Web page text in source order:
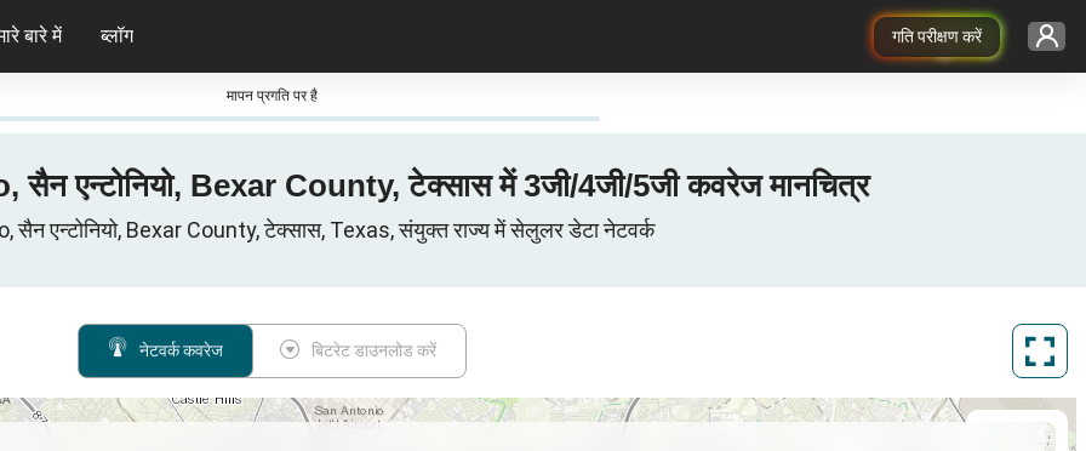
गति परीक्षण करें
बारे में ब्लॉग
मापन प्रगति पर है
एन्टोनियो, Bexar County, टेक्सास में 3जी/4जी/5जी कवरेज मानचित्र
सैन एन्टोनियो, Bexar County, टेक्सास, Texas, संयुक्त राज्य में सेलुलर डेटा नेटवर्क
नेटवर्क कवरेज बिटरेट डाउनलोड करें